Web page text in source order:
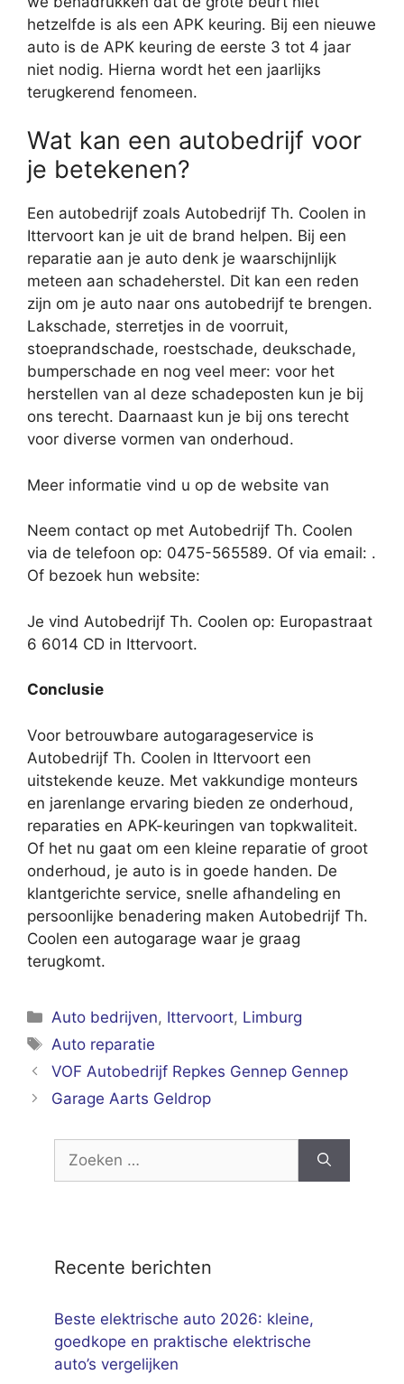
hetzelfde is als een APK keuring. Bij een nieuwe
auto is de APK keuring de eerste 3 tot 4 jaar
niet nodig. Hierna wordt het een jaarlijks
terugkerend fenomeen.
Wat kan een autobedrijf voor
je betekenen?
Een autobedrijf zoals Autobedrijf Th. Coolen in
Ittervoort kan je uit de brand helpen. Bij een
reparatie aan je auto denk je waarschijnlijk
meteen aan schadeherstel. Dit kan een reden
zijn om je auto naar ons autobedrijf te brengen.
Lakschade, sterretjes in de voorruit,
stoeprandschade, roestschade, deukschade,
bumperschade en nog veel meer: voor het
herstellen van al deze schadeposten kun je bij
ons terecht. Daarnaast kun je bij ons terecht
voor diverse vormen van onderhoud.
Meer informatie vind u op de website van
Neem contact op met Autobedrijf Th. Coolen
via de telefoon op: 0475-565589. Of via email: .
Of bezoek hun website:
Je vind Autobedrijf Th. Coolen op: Europastraat
6 6014 CD in Ittervoort.
Conclusie
Voor betrouwbare autogarageservice is
Autobedrijf Th. Coolen in Ittervoort een
uitstekende keuze. Met vakkundige monteurs
en jarenlange ervaring bieden ze onderhoud,
reparaties en APK-keuringen van topkwaliteit.
Of het nu gaat om een kleine reparatie of groot
onderhoud, je auto is in goede handen. De
klantgerichte service, snelle afhandeling en
persoonlijke benadering maken Autobedrijf Th.
Coolen een autogarage waar je graag
terugkomt.
Categorieën
Auto bedrijven, Ittervoort, Limburg
Tags
Auto reparatie
VOF Autobedrijf Repkes Gennep Gennep
Garage Aarts Geldrop
naar:
Recente berichten
Beste elektrische auto 2026: kleine,
goedkope en praktische elektrische
auto’s vergelijken